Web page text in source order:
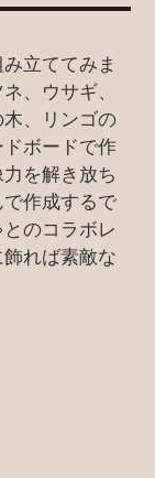
立ててみま
、ウサギ、
、リンゴの
ボードで作
を解き放ち
作成するで
のコラボレ
れば素敵な